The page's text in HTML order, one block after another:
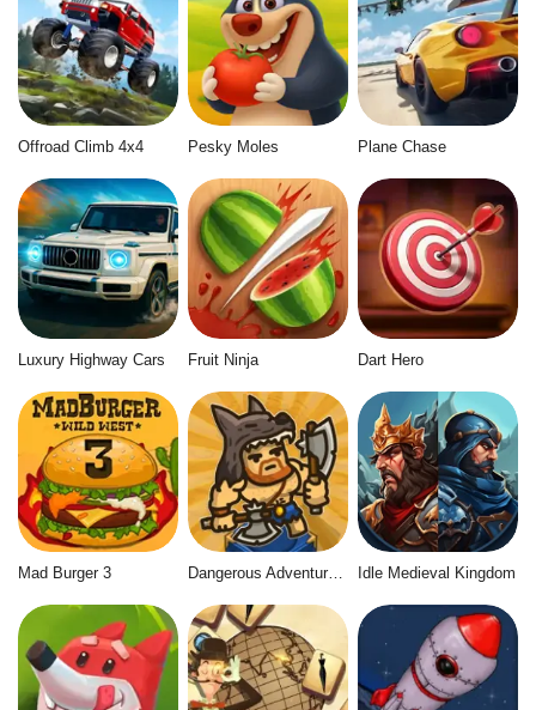
Offroad Climb 4x4 Pesky Moles Plane Chase
Luxury Highway Cars Fruit Ninja Dart Hero
Mad Burger 3 Dangerous Adventure 2 Idle Medieval Kingdom